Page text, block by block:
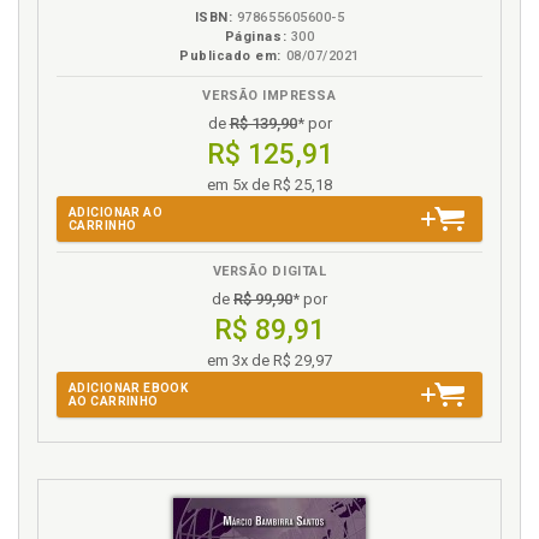
Estruturas. Flexibilidade de Estruturas, p. 191
Evolução e histórico da logística. Conceitos
Fatores envolvidos no desempenho logístico, p. 103
Flexibilidade deEstruturas, p. 191
Flexibilidade deProcessos, p. 192
Flexibilidade de Recursos Humanos, p. 192
Flexibilidade de sistemas, p. 190
Flexibilidade Logística, p. 194
Flexibilidade na Gestão, p. 192
Flexibilidade sistêmica, p. 196
Flexibilidade Tecnológica ou Técnica, p. 193
Flexibilidade. Algumas alternativas à flexibilidade, p.
Flexibilidade. Como medir Flexibilidade, p. 194
Flexibilidade. Condição necessária aos sistemas
ISBN: 978655605600-5
Páginas: 300
Publicado em: 08/07/2021
VERSÃO IMPRESSA
deR$ 139,90* por
R$ 125,91
em 5x de R$ 25,18
ADICIONAR AO
CARRINHO
VERSÃO DIGITAL
de R$ 99,90* por
R$ 89,91
em 3x de R$ 29,97
ADICIONAR EBOOK
AO CARRINHO